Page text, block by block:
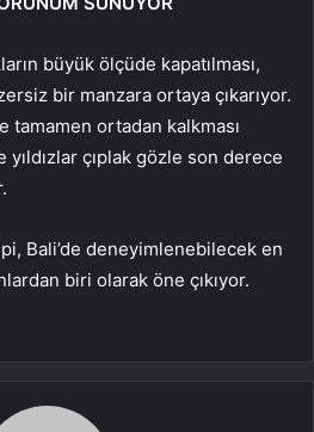
büyük ölçüde kapatılması,
bir manzara ortaya çıkarıyor.
tamamen ortadan kalkması
çıplak gözle son derece
Bali’de deneyimlenebilecek en
biri olarak öne çıkıyor.